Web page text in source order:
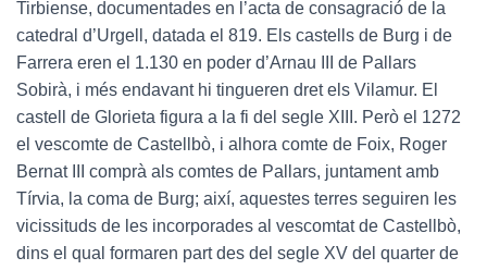
Tirbiense, documentades en l’acta de consagració de la
catedral d’Urgell, datada el 819. Els castells de Burg i de
Farrera eren el 1.130 en poder d’Arnau III de Pallars
Sobirà, i més endavant hi tingueren dret els Vilamur. El
castell de Glorieta figura a la fi del segle XIII. Però el 1272
el vescomte de Castellbò, i alhora comte de Foix, Roger
Bernat III comprà als comtes de Pallars, juntament amb
Tírvia, la coma de Burg; així, aquestes terres seguiren les
vicissituds de les incorporades al vescomtat de Castellbò,
dins el qual formaren part des del segle XV del quarter de